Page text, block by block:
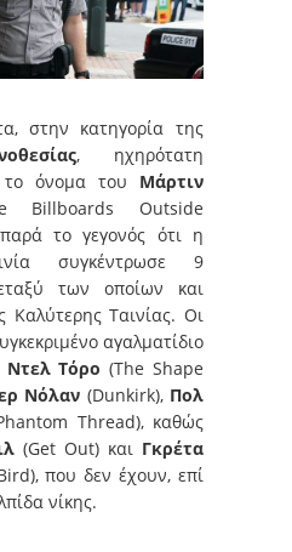
στην κατηγορία της
, ηχηρότατη
το όνομα του Μάρτιν
Billboards Outside
το γεγονός ότι η
συγκέντρωσε 9
των οποίων και
Καλύτερης Ταινίας. Οι
αγαλματίδιο
Ντελ Τόρο (The Shape
Νόλαν (Dunkirk), Πολ
Thread), καθώς
(Get Out) και Γκρέτα
που δεν έχουν, επί
νίκης.